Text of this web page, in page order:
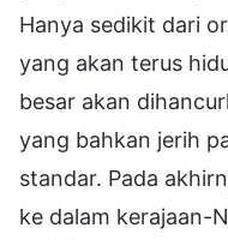
Hanya sedikit dari
yang akan terus
besar akan
yang bahkan jerih
standar. Pada
ke dalam kerajaan-